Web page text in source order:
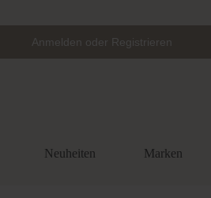
Anmelden oder Registrieren
Neuheiten Marken